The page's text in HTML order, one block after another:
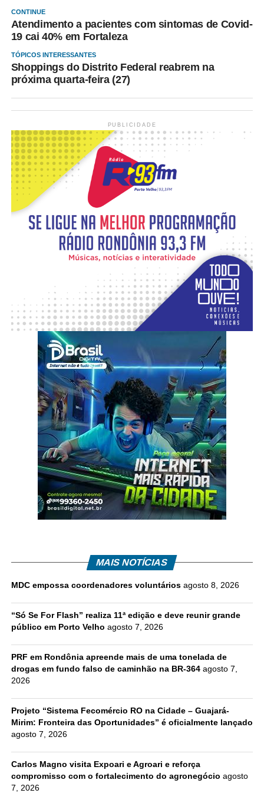
CONTINUE
Atendimento a pacientes com sintomas de Covid-
19 cai 40% em Fortaleza
TÓPICOS INTERESSANTES
Shoppings do Distrito Federal reabrem na
próxima quarta-feira (27)
PUBLICIDADE
MAIS NOTÍCIAS
MDC empossa coordenadores voluntários agosto 8, 2026
“Só Se For Flash” realiza 11ª edição e deve reunir grande
público em Porto Velho agosto 7, 2026
PRF em Rondônia apreende mais de uma tonelada de
drogas em fundo falso de caminhão na BR-364 agosto 7,
2026
Projeto “Sistema Fecomércio RO na Cidade – Guajará-
Mirim: Fronteira das Oportunidades” é oficialmente lançado
agosto 7, 2026
Carlos Magno visita Expoari e Agroari e reforça
compromisso com o fortalecimento do agronegócio agosto
7, 2026